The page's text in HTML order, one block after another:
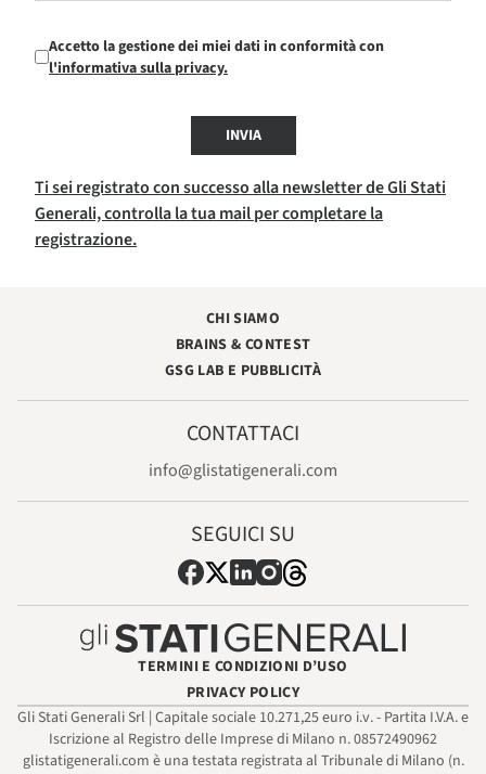
Accetto la gestione dei miei dati in conformità con
l'informativa sulla privacy.
INVIA
Ti sei registrato con successo alla newsletter de Gli Stati
Generali, controlla la tua mail per completare la
registrazione.
CHI SIAMO
BRAINS & CONTEST
GSG LAB E PUBBLICITÀ
CONTATTACI
info@glistatigenerali.com
SEGUICI SU
TERMINI E CONDIZIONI D’USO
PRIVACY POLICY
Gli Stati Generali Srl | Capitale sociale 10.271,25 euro i.v. - Partita I.V.A. e
Iscrizione al Registro delle Imprese di Milano n. 08572490962
glistatigenerali.com è una testata registrata al Tribunale di Milano (n.